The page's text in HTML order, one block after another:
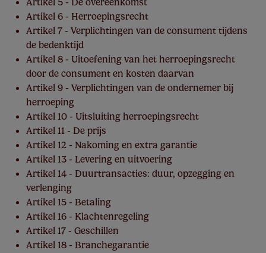
Artikel 5 - De overeenkomst
Artikel 6 - Herroepingsrecht
Artikel 7 - Verplichtingen van de consument tijdens
de bedenktijd
Artikel 8 - Uitoefening van het herroepingsrecht
door de consument en kosten daarvan
Artikel 9 - Verplichtingen van de ondernemer bij
herroeping
Artikel 10 - Uitsluiting herroepingsrecht
Artikel 11 - De prijs
Artikel 12 - Nakoming en extra garantie
Artikel 13 - Levering en uitvoering
Artikel 14 - Duurtransacties: duur, opzegging en
verlenging
Artikel 15 - Betaling
Artikel 16 - Klachtenregeling
Artikel 17 - Geschillen
Artikel 18 - Branchegarantie